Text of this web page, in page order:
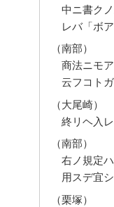
中ニ書ク
レバ「ボ
（南部）
商法ニモ
云フコト
（大尾崎）
終リヘ入
（南部）
右ノ規定
用スデ宜
（栗塚）